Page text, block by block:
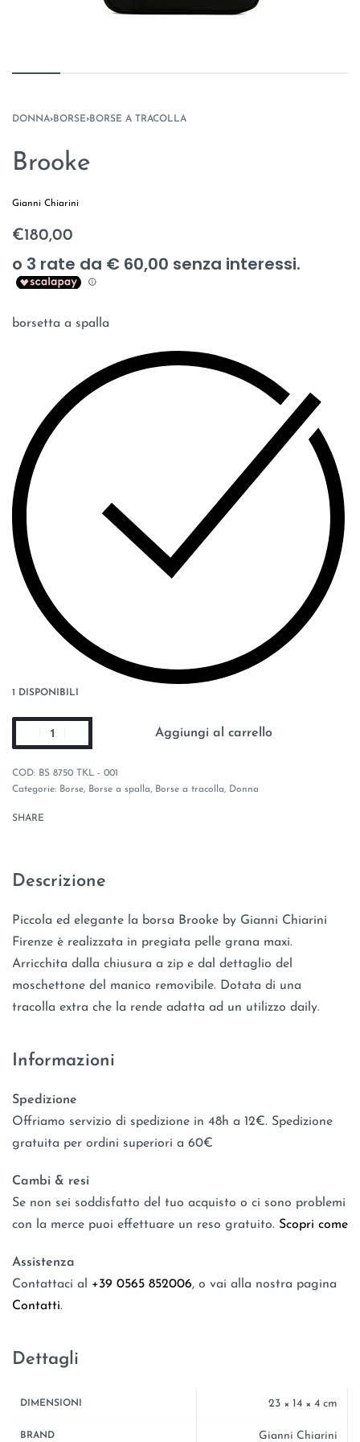
DONNA›BORSE›BORSE A TRACOLLA
Brooke
Gianni Chiarini
€180,00
borsetta a spalla
1 DISPONIBILI
Aggiungi al carrello
BS 8750 TKL - 001
Categorie: Borse, Borse a spalla, Borse a tracolla, Donna
SHARE
Descrizione
Piccola ed elegante la borsa Brooke by Gianni Chiarini
Firenze è realizzata in pregiata pelle grana maxi.
Arricchita dalla chiusura a zip e dal dettaglio del
moschettone del manico removibile. Dotata di una
tracolla extra che la rende adatta ad un utilizzo daily.
Informazioni
Spedizione
Offriamo servizio di spedizione in 48h a 12€. Spedizione
gratuita per ordini superiori a 60€
Cambi & resi
Se non sei soddisfatto del tuo acquisto o ci sono problemi
con la merce puoi effettuare un reso gratuito. Scopri come
Assistenza
Contattaci al +39 0565 852006, o vai alla nostra pagina
Contatti.
Dettagli
DIMENSIONI 23 × 14 × 4 cm
BRAND Gianni Chiarini